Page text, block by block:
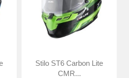
Stilo ST6 Carbon Lite
CMR...